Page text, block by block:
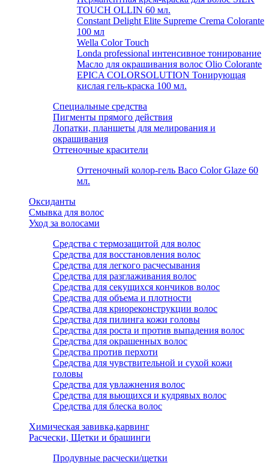
TOUCH OLLIN 60 мл.
Constant Delight Elite Supreme Crema Colorante
100 мл
Wella Color Touch
Londa professional интенсивное тонирование
Масло для окрашивания волос Olio Colorante
EPICA COLORSOLUTION Тонирующая
кислая гель-краска 100 мл.
Специальные средства
Пигменты прямого действия
Лопатки, планшеты для мелирования и
окрашивания
Оттеночные красители
Оттеночный колор-гель Baco Color Glaze 60
мл.
Оксиданты
Смывка для волос
Уход за волосами
Средства с термозащитой для волос
Средства для восстановления волос
Средства для легкого расчесывания
Средства для разглаживания волос
Средства для секущихся кончиков волос
Средства для объема и плотности
Средства для криореконструкции волос
Средства для пилинга кожи головы
Средства для роста и против выпадения волос
Средства для окрашенных волос
Средства против перхоти
Средства для чувствительной и сухой кожи
головы
Средства для увлажнения волос
Средства для вьющихся и кудрявых волос
Средства для блеска волос
Химическая завивка,карвинг
Расчески, Щетки и брашинги
Продувные расчески/щетки